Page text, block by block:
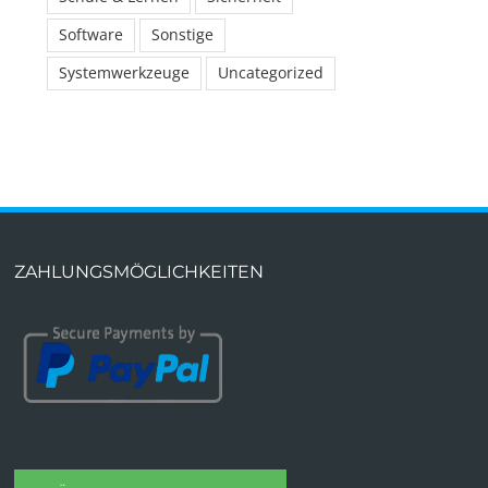
Software
Sonstige
Systemwerkzeuge
Uncategorized
ZAHLUNGSMÖGLICHKEITEN